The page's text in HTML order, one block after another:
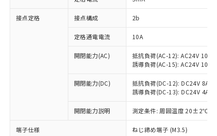
接点定格 接点構成 2b
定格通電電流 10A
開閉能力(AC)
抵抗負荷(AC-12): AC24V 10A/
誘導負荷(AC-15): AC24V
開閉能力(DC)
抵抗負荷(DC-12): DC24V 8A/
誘導負荷(DC-13): DC24V 4A/
開閉能力説明 測定条件: 周囲温度 20±2℃、
端子仕様 ねじ締め端子 (M3.5)
以下の条件をお読みいただき、同意のうえ
本サービスは、当社制御機器事業取扱
商品の当社在庫状況および標準価格
(税抜)を提供させていただくもので
本サービスの対象外となる商品もある
対応予定：EU RoHS指令（10物質）の非含
有に対応した製品に切り替える予定のある
対応予定なし：EU RoHS指令（10物質）の
非含有に非対応の商品で、対応品を出す予
調査・確認中：EU RoHS指令（10物質）の
非含有の対応状況を調査中または確認中の
非該当品：ライセンス料など無形物で、有
害物質有無と関係のない商品です。
仕入先様の事情により、非含有部品として
※1 中国RoHS○×表
「○」：最大均質材料含有率が中国RoHSの
基準値以下であることを示します。
「×」：最大均質材料含有率が中国RoHSの